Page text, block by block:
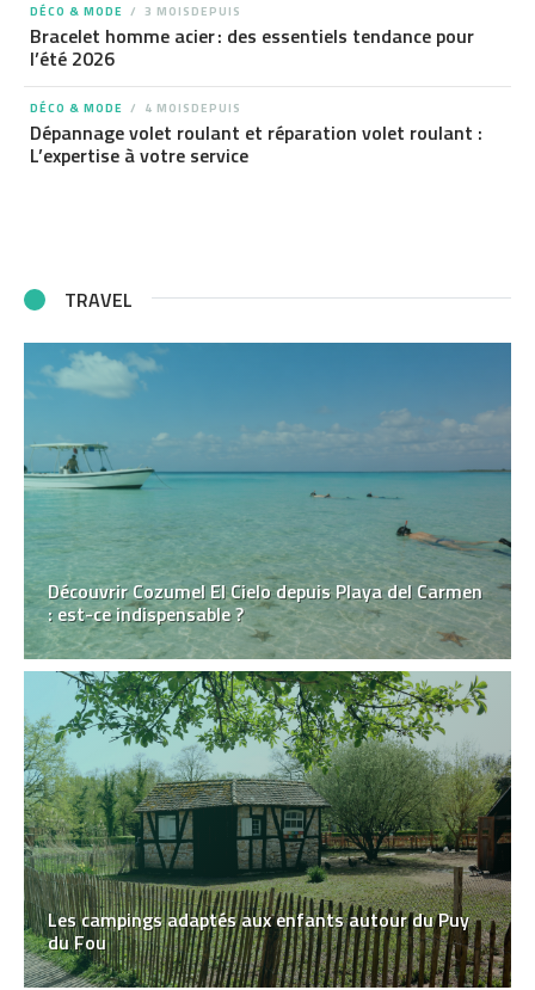
DÉCO & MODE 3 MOISDEPUIS
Bracelet homme acier : des essentiels tendance pour
l’été 2026
DÉCO & MODE 4 MOISDEPUIS
Dépannage volet roulant et réparation volet roulant :
L’expertise à votre service
TRAVEL
Découvrir Cozumel El Cielo depuis Playa del Carmen
: est-ce indispensable ?
Les campings adaptés aux enfants autour du Puy
du Fou